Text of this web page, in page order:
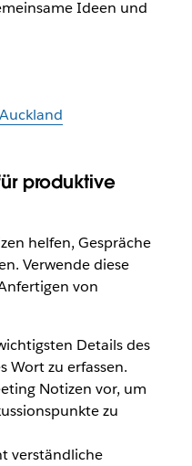
Ideen und
produktive
helfen, Gespräche
Verwende diese
von
Details des
Wort zu erfassen.
Notizen vor, um
zu
verständliche